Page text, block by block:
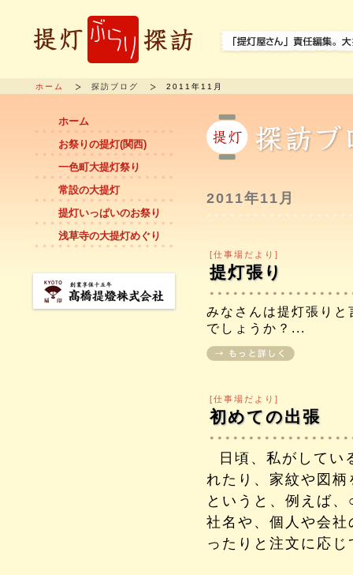
ホーム 探訪ブログ 2011年11月
2011年11月
[仕事場だより]
提灯張り
みなさんは提灯張り
でしょうか？...
[仕事場だより]
初めての出張
日頃、私がしてい
れたり、家紋や図
というと、例えば
社名や、個人や会
ったりと注文に応
ホーム
お祭りの提灯(関西)
一色町大提灯祭り
常設の大提灯
提灯いっぱいのお祭り
浅草寺の大提灯めぐり